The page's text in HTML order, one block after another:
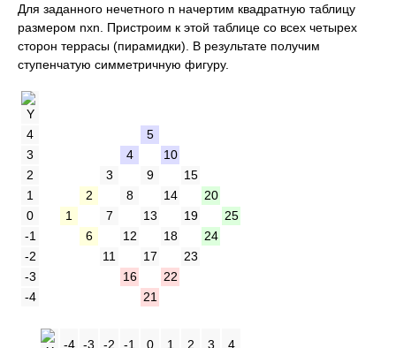
Для заданного нечетного n начертим квадратную таблицу
размером nxn. Пристроим к этой таблице со всех четырех
сторон террасы (пирамидки). В результате получим
ступенчатую симметричную фигуру.
4
5
3
4
10
2
3 9
15
1
2 8 14
20
0
1 7 13 19
25
-1
6 12 18
24
-2
11 17
23
-3
16
22
-4
21
-4 -3 -2 -1 0 1 2 3 4